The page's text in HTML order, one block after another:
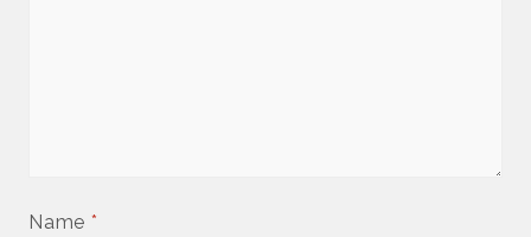
Name *